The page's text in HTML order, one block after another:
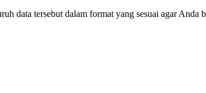
data tersebut dalam format yang sesuai agar